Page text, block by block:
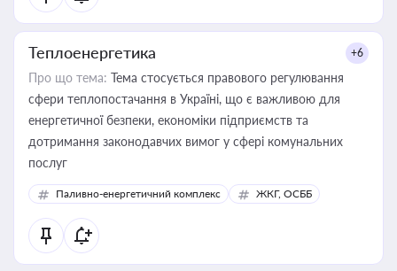
Теплоенергетика +6
Про що тема: Тема стосується правового регулювання
сфери теплопостачання в Україні, що є важливою для
енергетичної безпеки, економіки підприємств та
дотримання законодавчих вимог у сфері комунальних
послуг
Паливно-енергетичний комплекс ЖКГ, ОСББ